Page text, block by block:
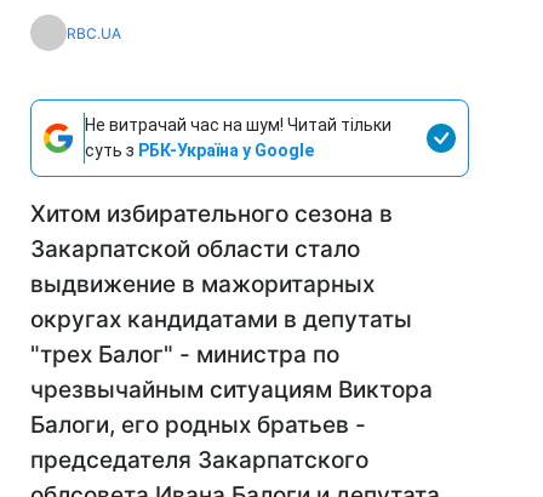
RBC.UA
Не витрачай час на шум! Читай тільки
суть з РБК-Україна у Google
Хитом избирательного сезона в
Закарпатской области стало
выдвижение в мажоритарных
округах кандидатами в депутаты
"трех Балог" - министра по
чрезвычайным ситуациям Виктора
Балоги, его родных братьев -
председателя Закарпатского